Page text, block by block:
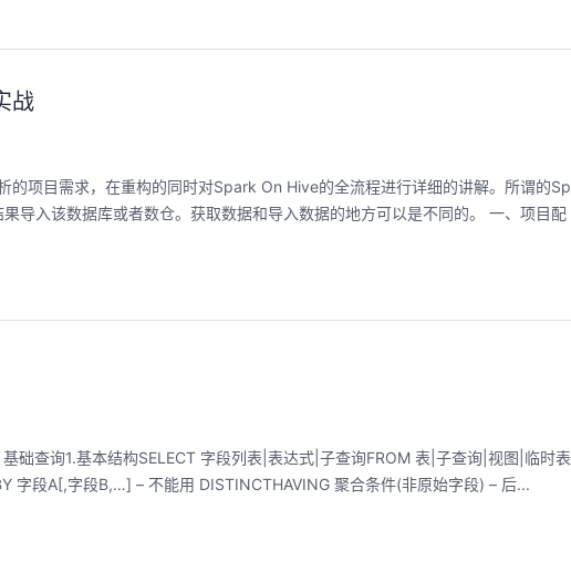
战
项目需求，在重构的同时对Spark On Hive的全流程进行详细的讲解。所谓的Sp
导入该数据库或者数仓。获取数据和导入数据的地方可以是不同的。 一、项目配
础查询1.基本结构SELECT 字段列表|表达式|子查询FROM 表|子查询|视图|临时表
WHERE NOT 条件A AND | OR 条件B – 先 面向原始行进行筛选GROUP BY 字段A[,字段B,…] – 不能用 DISTINCTHAVING 聚合条件(非原始字段) – 后...
07/23 周四 15:00-17:00
杰/程文/王军/刘新春/黄钦开 /张晓天
华为云具身智能开发平台CloudRobo培训
R2C小时级接入、环境重建与轨迹生成仿
据生产、PB级数据管理、数据评测、模型
、强化学习和Benchmark一键评测等功
程，只教用AI · 零代码、有产出、能带走、可炫
耀 · 每课人人动手实操